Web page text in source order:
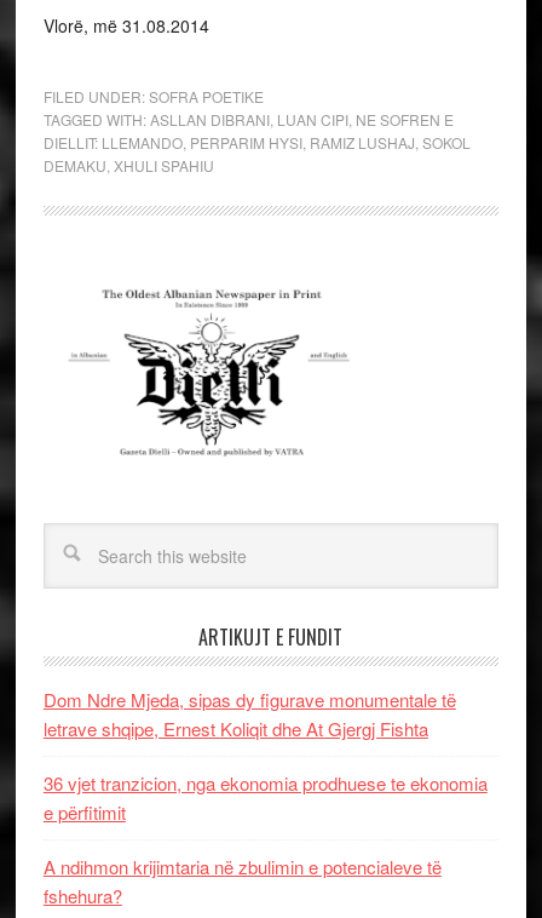
Vlorë, më 31.08.2014
FILED UNDER:SOFRA POETIKE
TAGGED WITH:ASLLAN DIBRANI, LUAN CIPI, NE SOFREN E
DIELLIT: LLEMANDO, PERPARIM HYSI, RAMIZ LUSHAJ SOKOL
DEMAKU XHULI SPAHIU
ARTIKUJT E FUNDIT
Dom Ndre Mjeda, sipas dy figurave monumentale të
letrave shqipe, Ernest Koliqit dhe At Gjergj Fishta
36 vjet tranzicion, nga ekonomia prodhuese te ekonomia
e përfitimit
A ndihmon krijimtaria në zbulimin e potencialeve të
fshehura?